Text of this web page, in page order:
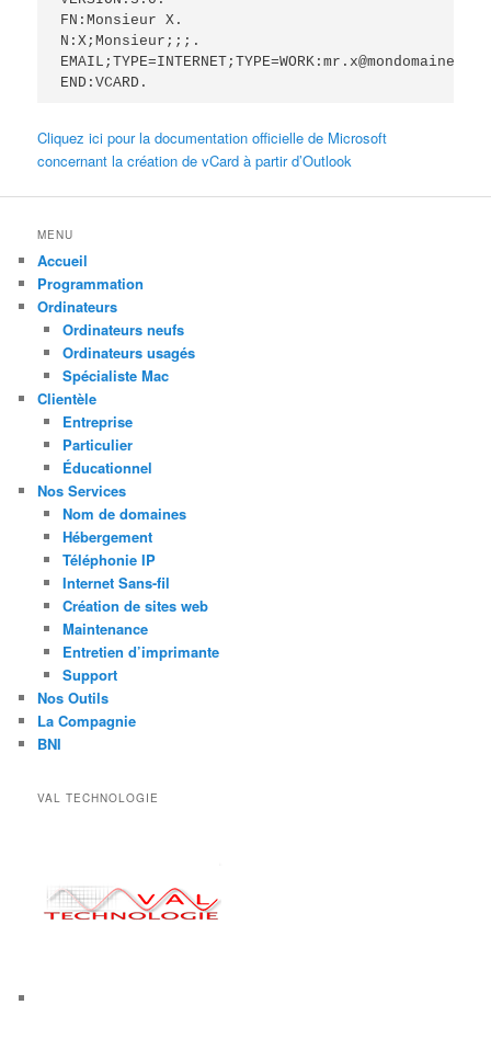
FN:Monsieur X.
N:X;Monsieur;;;.
Cliquez ici pour la documentation officielle de Microsoft
concernant la création de vCard à partir d’Outlook
MENU
Accueil
Programmation
Ordinateurs
Ordinateurs neufs
Ordinateurs usagés
Spécialiste Mac
Clientèle
Entreprise
Particulier
Éducationnel
Nos Services
Nom de domaines
Hébergement
Téléphonie IP
Internet Sans-fil
Création de sites web
Maintenance
Entretien d’imprimante
Support
Nos Outils
La Compagnie
BNI
VAL TECHNOLOGIE